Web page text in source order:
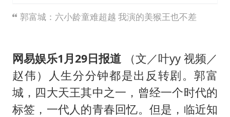
构建更高水平的全民健身公共服务体系
王艺迪2-4不敌张本美和止步4强
奋力开创中国式现代化建设新局面
郭富城：六小龄童难超越 我演的美猴王也不差
网易娱乐1月29日报道 （文／叶yy 视频／
赵伟）人生分分钟都是出反转剧。郭富
城，四大天王其中之一，曾经一个时代的
标签，一代人的青春回忆。但是，临近知